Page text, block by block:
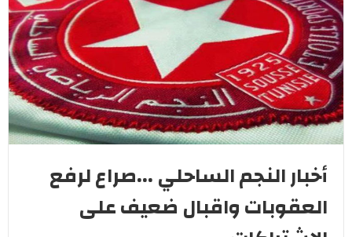
أخبار النجم الساحلي ...صراع لرفع
العقوبات واقبال ضعيف على